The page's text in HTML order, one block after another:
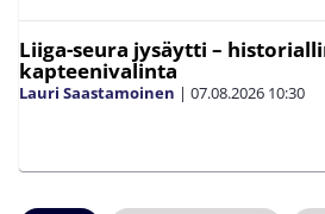
Liiga-seura jysäytti –
kapteenivalinta
Lauri Saastamoinen | 07.08.2026 10:30